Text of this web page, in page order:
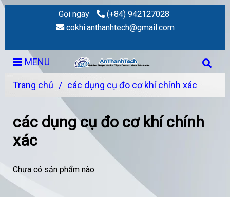
Gọi ngay
(+84) 942127028
cokhi.anthanhtech@gmail.com
MENU
Trang chủ / các dụng cụ đo cơ khí chính xác
các dụng cụ đo cơ khí chính
xác
Chưa có sản phẩm nào.